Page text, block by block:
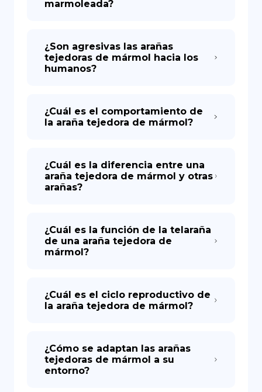
marmoleada?
¿Son agresivas las arañas
tejedoras de mármol hacia los
humanos?
¿Cuál es el comportamiento de
la araña tejedora de mármol?
¿Cuál es la diferencia entre una
araña tejedora de mármol y otras
arañas?
¿Cuál es la función de la telaraña
de una araña tejedora de
mármol?
¿Cuál es el ciclo reproductivo de
la araña tejedora de mármol?
¿Cómo se adaptan las arañas
tejedoras de mármol a su
entorno?